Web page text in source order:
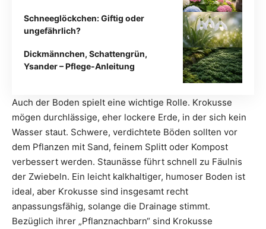
Schneeglöckchen: Giftig oder
ungefährlich?
Dickmännchen, Schattengrün,
Ysander – Pflege-Anleitung
Auch der Boden spielt eine wichtige Rolle. Krokusse
mögen durchlässige, eher lockere Erde, in der sich kein
Wasser staut. Schwere, verdichtete Böden sollten vor
dem Pflanzen mit Sand, feinem Splitt oder Kompost
verbessert werden. Staunässe führt schnell zu Fäulnis
der Zwiebeln. Ein leicht kalkhaltiger, humoser Boden ist
ideal, aber Krokusse sind insgesamt recht
anpassungsfähig, solange die Drainage stimmt.
Bezüglich ihrer „Pflanznachbarn“ sind Krokusse